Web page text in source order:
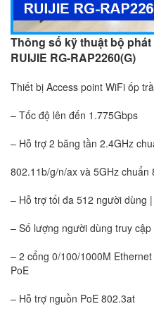
Thông số kỹ thuật bộ
RUIJIE RG-RAP2260(G)
Thiết bị Access point WiFi ốp
– Tốc độ lên đến 1.775Gbps
– Hỗ trợ 2 băng tần 2.4GHz
802.11b/g/n/ax và 5GHz chuẩn
– Hỗ trợ tối đa 512 người dùng
– Số lượng người dùng truy
– 2 cổng 0/100/1000M
PoE
– Hỗ trợ nguồn PoE 802.3at